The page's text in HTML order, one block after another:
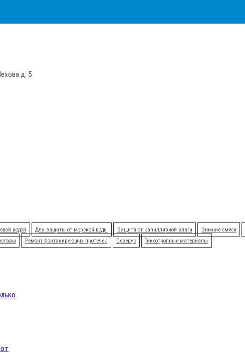
д. 5
водой Для защиты от морской воды Защита от капиллярной влаги Зимние смеси
Ремонт фонтанирующих протечек Северус Тиксотропные материалы